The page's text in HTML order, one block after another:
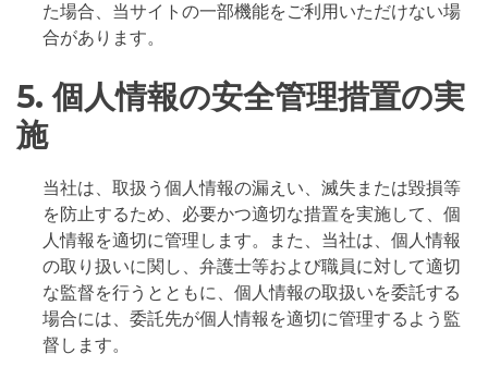
た場合、当サイトの一部機能をご利用いただけない場
合があります。
5. 個人情報の安全管理措置の実
施
当社は、取扱う個人情報の漏えい、滅失または毀損等
を防止するため、必要かつ適切な措置を実施して、個
人情報を適切に管理します。また、当社は、個人情報
の取り扱いに関し、弁護士等および職員に対して適切
な監督を行うとともに、個人情報の取扱いを委託する
場合には、委託先が個人情報を適切に管理するよう監
督します。